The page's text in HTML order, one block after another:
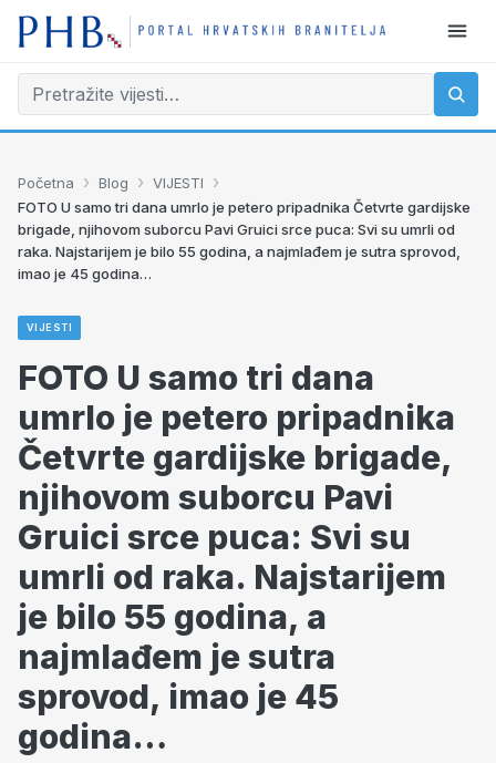
Početna › Blog › VIJESTI ›
FOTO U samo tri dana umrlo je petero pripadnika Četvrte gardijske
brigade, njihovom suborcu Pavi Gruici srce puca: Svi su umrli od
raka. Najstarijem je bilo 55 godina, a najmlađem je sutra sprovod,
imao je 45 godina…
VIJESTI
FOTO U samo tri dana
umrlo je petero pripadnika
Četvrte gardijske brigade,
njihovom suborcu Pavi
Gruici srce puca: Svi su
umrli od raka. Najstarijem
je bilo 55 godina, a
najmlađem je sutra
sprovod, imao je 45
godina…